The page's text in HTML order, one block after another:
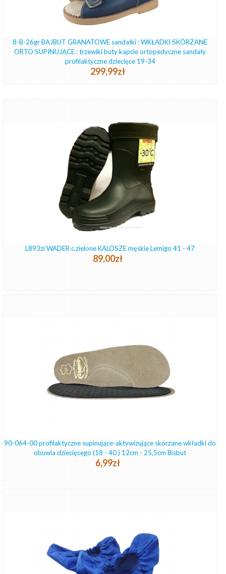
8-B-26gr BAJBUT GRANATOWE sandałki : WKŁADKI SKÓRZANE
ORTO SUPINUJĄCE : trzewiki buty kapcie ortopedyczne sandały
profilaktyczne dziecięce 19-34
299,99zł
L893zi WADER c.zielone KALOSZE męskie Lemigo 41 - 47
89,00zł
90-064-00 profilaktyczne supinujące-aktywizujące skórzane wkładki do
obuwia dziecięcego (18 - 40 ) 12cm - 25,5cm Bisbut
6,99zł